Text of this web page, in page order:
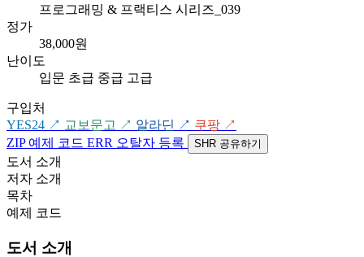
프로그래밍 & 프랙티스 시리즈_039
정가
38,000원
난이도
입문 초급 중급 고급
구입처
YES24 ↗ 교보문고 ↗ 알라딘 ↗ 쿠팡 ↗
ZIP예제 코드 ERR 오탈자 등록 SHR 공유하기
도서 소개
저자 소개
목차
예제 코드
도서 소개